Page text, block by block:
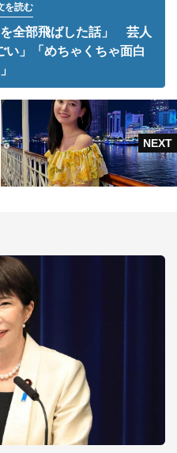
を読む
を全部飛ばした話」 芸人
い」「めちゃくちゃ面白